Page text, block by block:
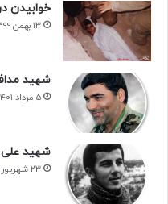
خوابیدن
۱۳ بهمن ۱۳۹۹
شهید
۵ مرداد ۱۴۰۱
شهید علی
۲۳ شهریور ۱۳۹۸